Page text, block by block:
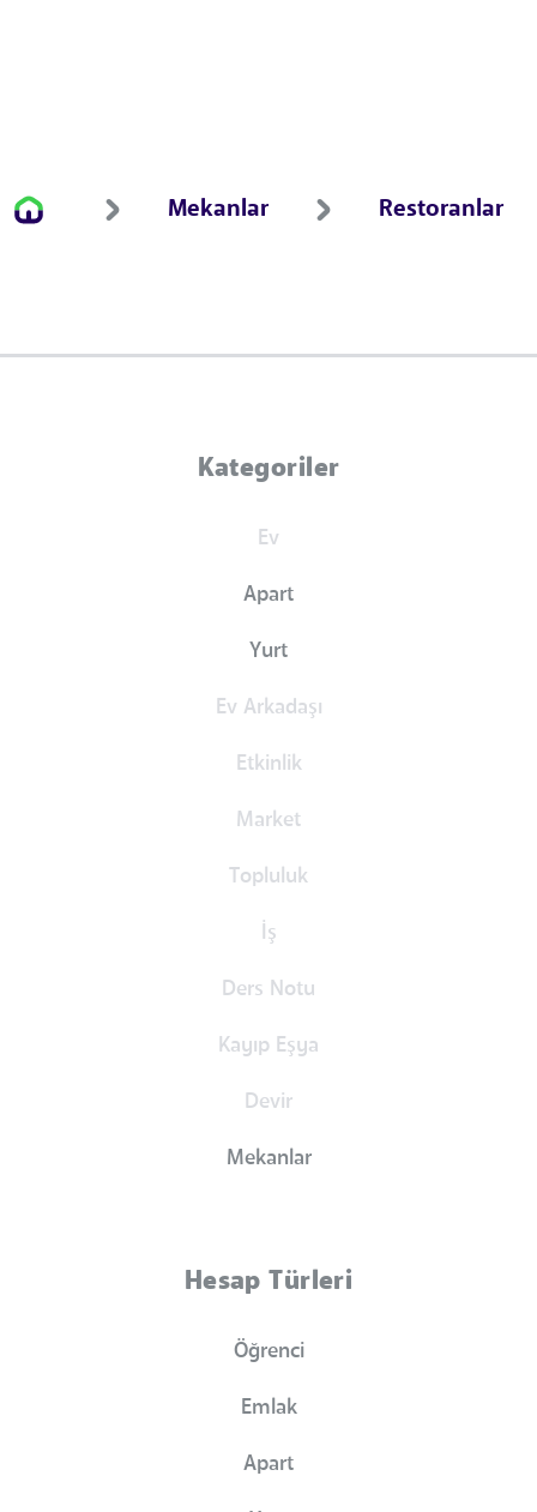
Mekanlar Restoranlar
Kategoriler
Ev
Apart
Yurt
Ev Arkadaşı
Etkinlik
Market
Topluluk
İş
Ders Notu
Kayıp Eşya
Devir
Mekanlar
Hesap Türleri
Öğrenci
Emlak
Apart